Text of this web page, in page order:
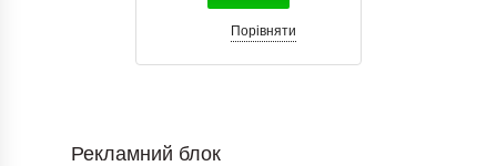
Порівняти
Рекламний блок